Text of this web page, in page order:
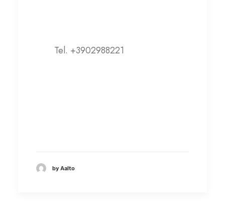
Tel. +3902988221
by Aalto